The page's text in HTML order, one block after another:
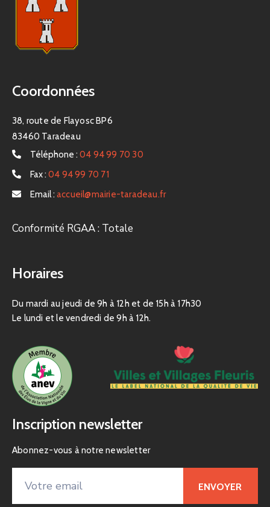
Coordonnées
38, route de Flayosc BP6
83460 Taradeau
Téléphone : 04 94 99 70 30
Fax : 04 94 99 70 71
Email : accueil@mairie-taradeau.fr
Conformité RGAA : Totale
Horaires
Du mardi au jeudi de 9h à 12h et de 15h à 17h30
Le lundi et le vendredi de 9h à 12h.
Inscription newsletter
Abonnez-vous à notre newsletter